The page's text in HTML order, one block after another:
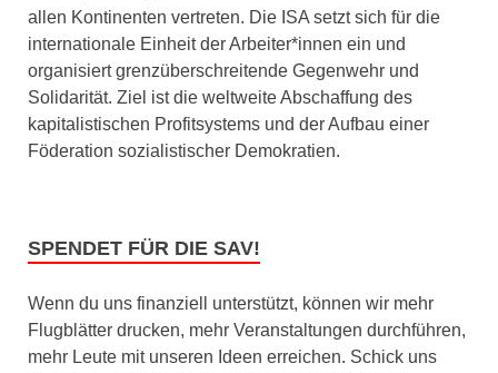
allen Kontinenten vertreten. Die ISA setzt sich für die
internationale Einheit der Arbeiter*innen ein und
organisiert grenzüberschreitende Gegenwehr und
Solidarität. Ziel ist die weltweite Abschaffung des
kapitalistischen Profitsystems und der Aufbau einer
Föderation sozialistischer Demokratien.
SPENDET FÜR DIE SAV!
Wenn du uns finanziell unterstützt, können wir mehr
Flugblätter drucken, mehr Veranstaltungen durchführen,
mehr Leute mit unseren Ideen erreichen. Schick uns